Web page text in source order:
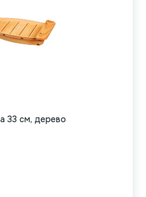
33 см, дерево